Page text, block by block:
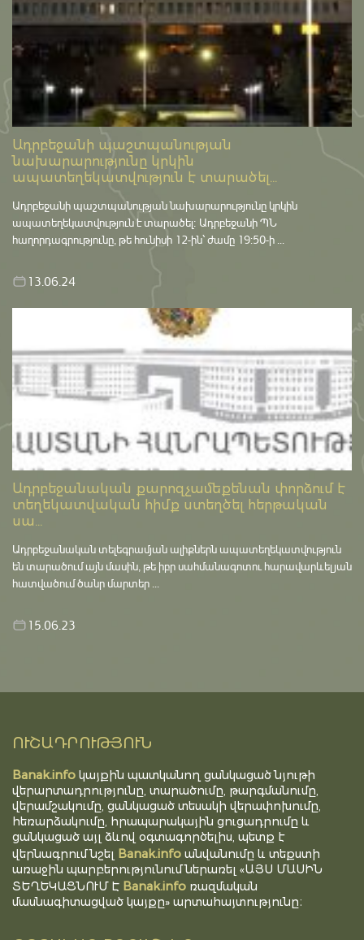
Ադրբեջանի պաշտպանության
նախարարությունը կրկին
ապատեղեկատվություն է տարածել...
Ադրբեջանի պաշտպանության նախարարությունը կրկին
ապատեղեկատվություն է տարածել։ Ադրբեջանի ՊՆ
հաղորդագրությունը, թե հունիսի 12-ին՝ ժամը 19:50-ի ...
13.06.24
Ադրբեջանական քարոզչամեքենան փորձում է
տեղեկատվական հիմք ստեղծել հերթական
սա...
Ադրբեջանական տելեգրամյան ալիքներն ապատեղեկատվություն
են տարածում այն մասին, թե իբր սահմանագոտու հարավարևելյան
հատվածում ծանր մարտեր ...
15.06.23
ՈՒՇԱԴՐՈՒԹՅՈՒՆ
Banak.info կայքին պատկանող ցանկացած նյութի
վերարտադրությունը, տարածումը, թարգմանումը,
վերամշակումը, ցանկացած տեսակի վերափոխումը,
հեռարձակումը, հրապարակային ցուցադրումը և
ցանկացած այլ ձևով օգտագործելիս, պետք է
վերնագրում նշել Banak.info անվանումը և տեքստի
առաջին պարբերությունում ներառել «ԱՅՍ ՄԱՍԻՆ
ՏԵՂԵԿԱՑՆՈՒՄ Է Banak.info ռազմական
մասնագիտացված կայքը» արտահայտությունը։